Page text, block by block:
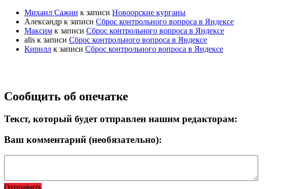
Михаил Сажин к записи Новоорские курганы
Александр к записи Сброс контрольного вопроса в Яндексе
Максим к записи Сброс контрольного вопроса в Яндексе
alis к записи Сброс контрольного вопроса в Яндексе
Кирилл к записи Сброс контрольного вопроса в Яндексе
Прокрутка
вверх
Сообщить об опечатке
Текст, который будет отправлен нашим редакторам:
Ваш комментарий (необязательно):
Отправить